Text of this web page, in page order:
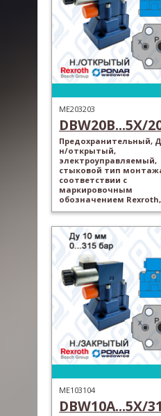
ME203203
DBW20B...5X/
Предохранительный,
н/открытый,
электроуправляемый,
стыковой тип
соответствии с
маркировочным
обозначением
ME103104
DBW10A...5X/